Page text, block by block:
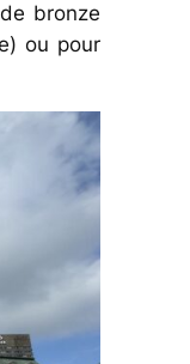
bronze
ou pour